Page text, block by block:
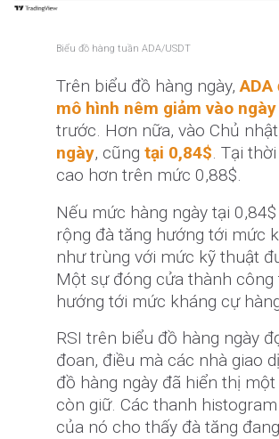
Biểu đồ hàng tuần ADA/USDT
Trên biểu đồ hàng ngày,
mô hình nêm giảm vào
trước. Hơn nữa, vào Chủ
ngày, cũng tại 0,84$. Tại
cao hơn trên mức 0,88$.
Nếu mức hàng ngày tại
rộng đà tăng hướng tới mức
như trùng với mức kỹ thuật
Một sự đóng cửa thành
hướng tới mức kháng cự
RSI trên biểu đồ hàng ngày
đoan, điều mà các nhà giao
đồ hàng ngày đã hiển thị
còn giữ. Các thanh
của nó cho thấy đà tăng